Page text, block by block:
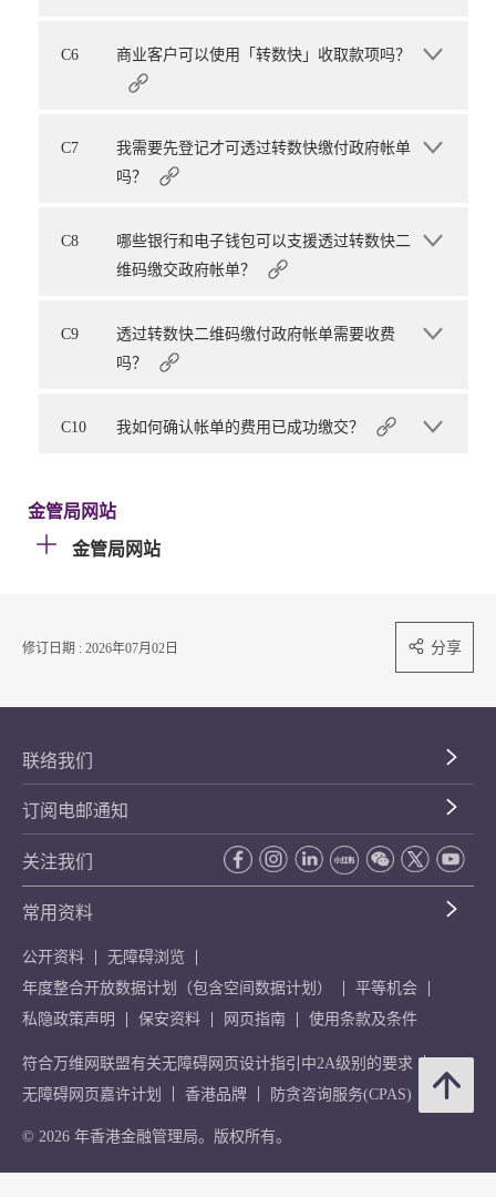
C6 商业客户可以使用「转数快」收取款项吗？
C7
我需要先登记才可透过转数快缴付政府帐单
吗？
C8
哪些银行和电子钱包可以支援透过转数快二
维码缴交政府帐单？
C9
透过转数快二维码缴付政府帐单需要收费
吗？
C10 我如何确认帐单的费用已成功缴交？
金管局网站
金管局网站
修订日期 : 2026年07月02日 分享
联络我们
订阅电邮通知
关注我们
常用资料
公开资料
无障碍浏览
年度整合开放数据计划（包含空间数据计划）
平等机会
私隐政策声明
保安资料 网页指南 使用条款及条件
符合万维网联盟有关无障碍网页设计指引中2A级别的要求
无障碍网页嘉许计划
香港品牌 防贪咨询服务(CPAS)
© 2026 年香港金融管理局。版权所有。